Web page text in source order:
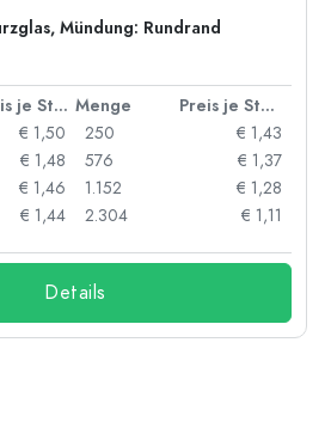
Mündung: Rundrand
Preis je Stück Menge
Preis je Stück
€ 1,50
€ 1,48
€ 1,46
€ 1,44
250
€ 1,43
576
€ 1,37
1.152
€ 1,28
2.304
€ 1,11
Details